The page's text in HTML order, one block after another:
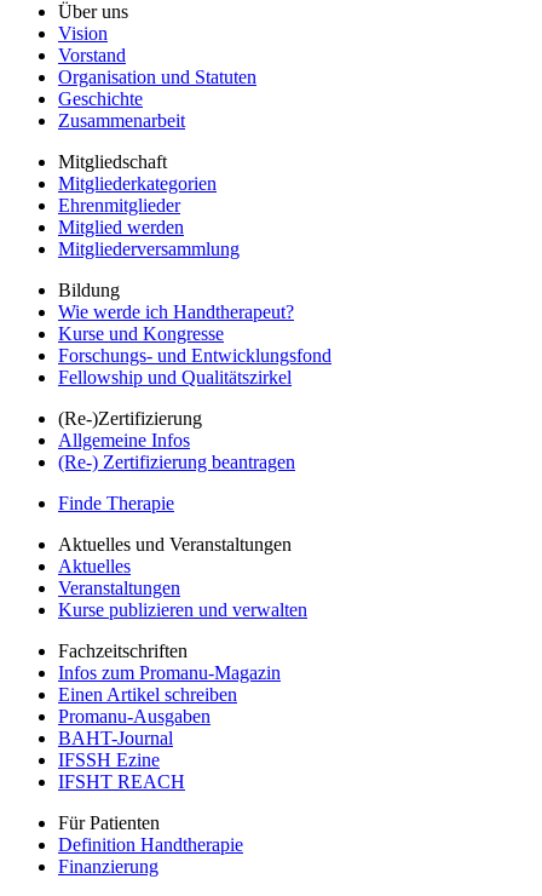
Über uns
Vision
Vorstand
Organisation und Statuten
Geschichte
Zusammenarbeit
Mitgliedschaft
Mitgliederkategorien
Ehrenmitglieder
Mitglied werden
Mitgliederversammlung
Bildung
Wie werde ich Handtherapeut?
Kurse und Kongresse
Forschungs- und Entwicklungsfond
Fellowship und Qualitätszirkel
(Re-)Zertifizierung
Allgemeine Infos
(Re-) Zertifizierung beantragen
Finde Therapie
Aktuelles und Veranstaltungen
Aktuelles
Veranstaltungen
Kurse publizieren und verwalten
Fachzeitschriften
Infos zum Promanu-Magazin
Einen Artikel schreiben
Promanu-Ausgaben
BAHT-Journal
IFSSH Ezine
IFSHT REACH
Für Patienten
Definition Handtherapie
Finanzierung